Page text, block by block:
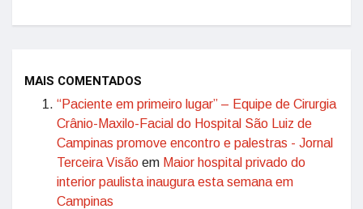
MAIS COMENTADOS
“Paciente em primeiro lugar” – Equipe de Cirurgia
Crânio-Maxilo-Facial do Hospital São Luiz de
Campinas promove encontro e palestras - Jornal
Terceira Visão em Maior hospital privado do
interior paulista inaugura esta semana em
Campinas